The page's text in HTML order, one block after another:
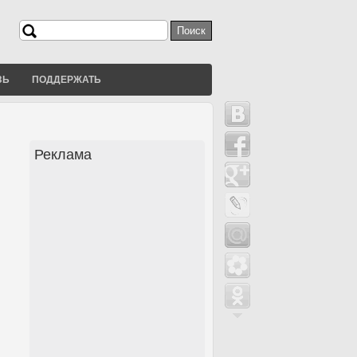
Форма поиска
Поиск
ПОДДЕРЖАТЬ
Реклама